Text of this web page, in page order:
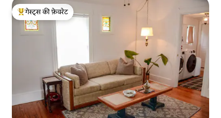
गेस्ट्स का टॉप फ़ेवरेट
गेस्ट्स की फ़ेवरेट